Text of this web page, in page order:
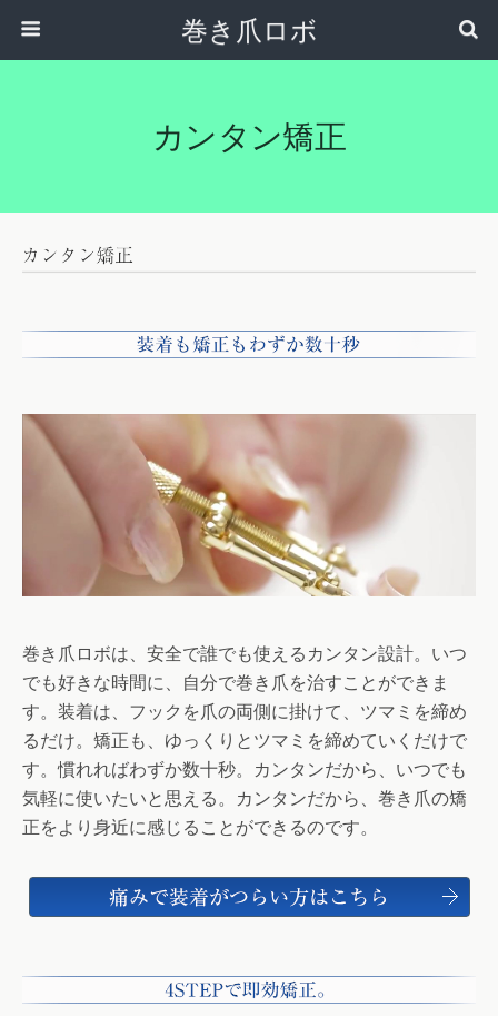
巻き爪ロボ
カンタン矯正
巻き爪ロボは、安全で誰でも使えるカンタン設計。いつ
でも好きな時間に、自分で巻き爪を治すことができま
す。装着は、フックを爪の両側に掛けて、ツマミを締め
るだけ。矯正も、ゆっくりとツマミを締めていくだけで
す。慣れればわずか数十秒。カンタンだから、いつでも
気軽に使いたいと思える。カンタンだから、巻き爪の矯
正をより身近に感じることができるのです。